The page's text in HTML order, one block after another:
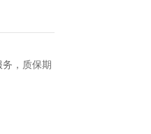
，质保期